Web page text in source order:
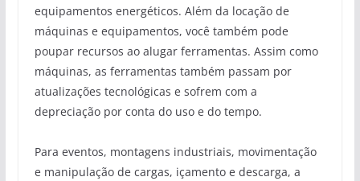
equipamentos energéticos. Além da locação de
máquinas e equipamentos, você também pode
poupar recursos ao alugar ferramentas. Assim como
máquinas, as ferramentas também passam por
atualizações tecnológicas e sofrem com a
depreciação por conta do uso e do tempo.
Para eventos, montagens industriais, movimentação
e manipulação de cargas, içamento e descarga, a